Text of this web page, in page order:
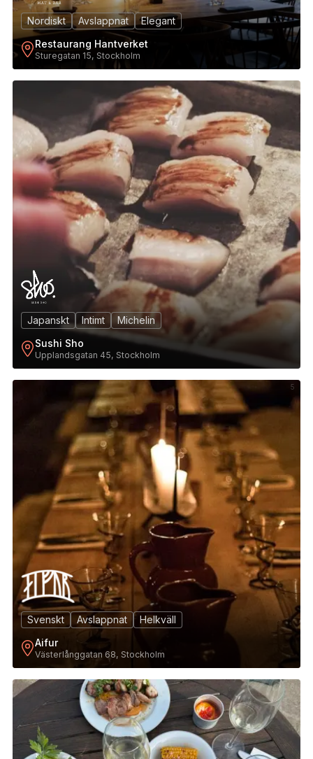
Nordiskt Avslappnat
Elegant
Restaurang Hantverket
Sturegatan 15, Stockholm
4
Japanskt Intimt
Michelin
Sushi Sho
Upplandsgatan 45, Stockholm
5
Svenskt Avslappnat
Helkväll
Aifur
Västerlånggatan 68, Stockholm
6